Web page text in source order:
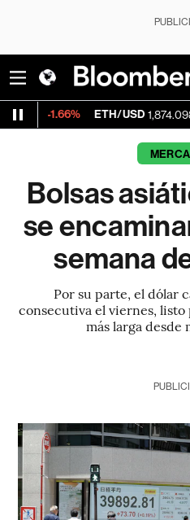
ETH/USD 1,874.098 -2.40%
Bolsas
se
semana
Por su parte, el dólar
consecutiva el viernes,
más larga desde